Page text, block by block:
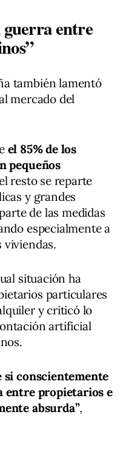
guerra entre
también lamentó
mercado del
el 85% de los
pequeños
resto se reparte
y grandes
de las medidas
especialmente a
viviendas.
situación ha
particulares
y criticó lo
artificial
si conscientemente
entre propietarios e
absurda”,